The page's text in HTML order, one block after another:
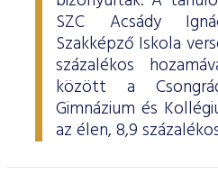
SZC Acsády
Szakképző Iskola
százalékos
között a
Gimnázium és
az élen, 8,9